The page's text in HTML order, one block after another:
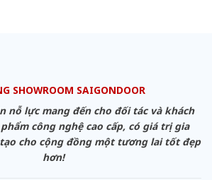
SHOWROOM SAIGONDOOR
nỗ lực mang đến cho đối tác và khách
công nghệ cao cấp, có giá trị gia
cho cộng đồng một tương lai tốt đẹp
hơn!